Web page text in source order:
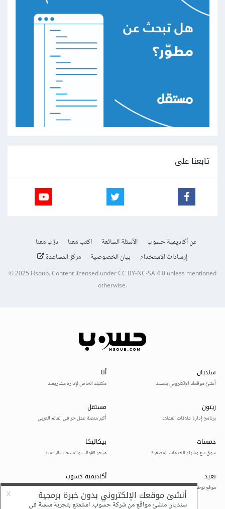
تابعنا على
عن أكاديمية حسوب الأسئلة الشائعة اكتب معنا
درّب معنا
إرشادات الاستخدام
بيان الخصوصية مركز المساعدة
© 2025Hsoub.Content licensed underCC BY-NC-SA 4.0unless mentioned
otherwise.